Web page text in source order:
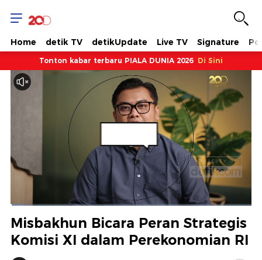
Home detik TV detikUpdate Live TV Signature
Tonton kabar terbaru PIALA DUNIA 2026 Di Sini
Berhenti
Suara
Hidup
Saat
Dimuat:
Misbakhun Bicara Peran Strategis
Komisi XI dalam Perekonomian RI